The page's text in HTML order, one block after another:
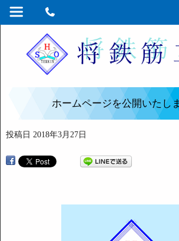
ホームページを公開いたし
投稿日 2018年3月27日